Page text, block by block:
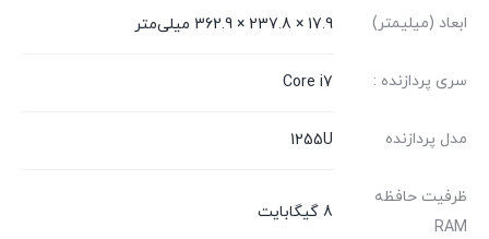
ابعاد (میلیمتر) 17.9 × 237.8 × 362.9 میلی‌متر
سری پردازنده : Core i7
مدل پردازنده 1255U
ظرفیت حافظه
RAM
8 گیگابایت